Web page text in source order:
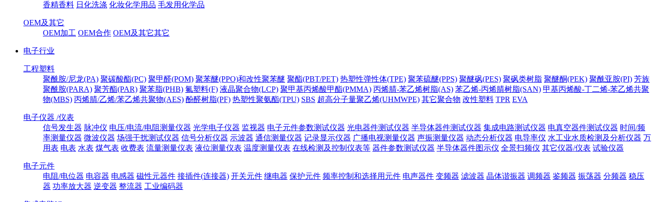
香精香料 日化洗涤 化妆化学用品 毛发用化学品
OEM及其它
OEM加工 OEM合作 OEM及其它其它
电子行业
工程塑料
聚酰胺/尼龙(PA) 聚碳酸酯(PC) 聚甲醛(POM) 聚苯醚(PPO)和改性聚苯醚 聚酯(PBT/PET) 热塑性弹性体(TPE) 聚苯硫醚(PPS) 聚醚砜(PES) 聚砜类树脂 聚醚酮(PEK) 聚酰亚胺(PI) 芳族
聚酰胺(PARA) 聚芳酯(PAR) 聚苯脂(PHB) 氟塑料(F) 液晶聚合物(LCP) 聚甲基丙烯酸甲酯(PMMA) 丙烯腈-苯乙烯树脂(AS) 苯乙烯-丙烯腈树脂(SAN) 甲基丙烯酸-丁二烯-苯乙烯共聚
物(MBS) 丙烯腈/乙烯/苯乙烯共聚物(AES) 酚醛树脂(PF) 热塑性聚氨酯(TPU) SBS 超高分子量聚乙烯(UHMWPE) 其它聚合物 改性塑料 TPR EVA
电子仪器 /仪表
信号发生器 脉冲仪 电压/电流/电阻测量仪器 光学电子仪器 监视器 电子元件参数测试仪器 光电器件测试仪器 半导体器件测试仪器 集成电路测试仪器 电真空器件测试仪器 时间/频
率测量仪器 微波仪器 场强干扰测试仪器 信号分析仪器 示波器 通信测量仪器 记录显示仪器 广播电视测量仪器 声振测量仪器 动态分析仪器 电导率仪 水工业水质检测及分析仪器 万
用表 电表 水表 煤气表 收费表 流量测量仪表 液位测量仪表 温度测量仪表 在线检测及控制仪表等 器件参数测试仪器 半导体器件图示仪 全景扫频仪 其它仪器/仪表 试验仪器
电子元件
电阻/电位器 电容器 电感器 磁性元器件 接插件(连接器) 开关元件 继电器 保护元件 频率控制和选择用元件 电声器件 变频器 滤波器 晶体谐振器 调频器 鉴频器 振荡器 分频器 稳压
器 功率放大器 逆变器 整流器 工业编码器